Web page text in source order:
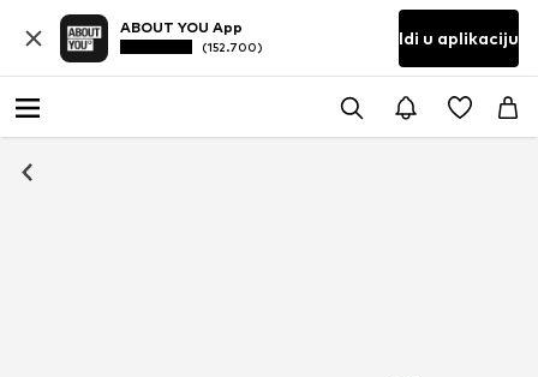
ABOUT YOU App
(152.700) Idi u aplikaciju